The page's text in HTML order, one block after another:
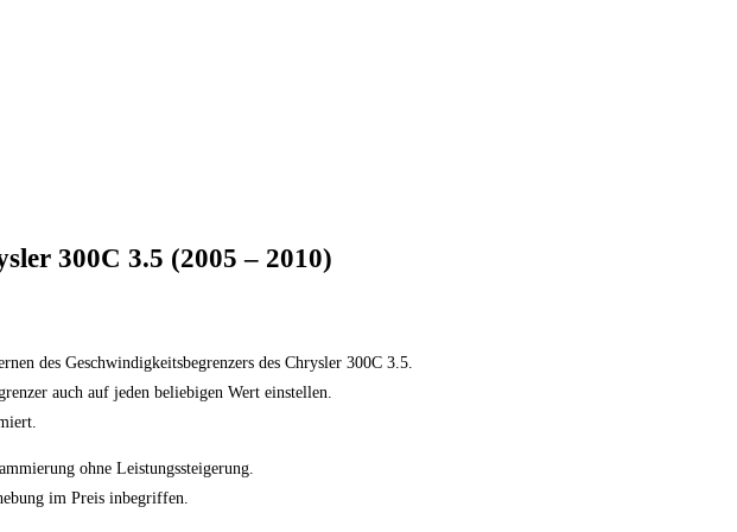
300C 3.5 (2005 – 2010)
des Geschwindigkeitsbegrenzers des Chrysler 300C 3.5.
auch auf jeden beliebigen Wert einstellen.
ohne Leistungssteigerung.
im Preis inbegriffen.